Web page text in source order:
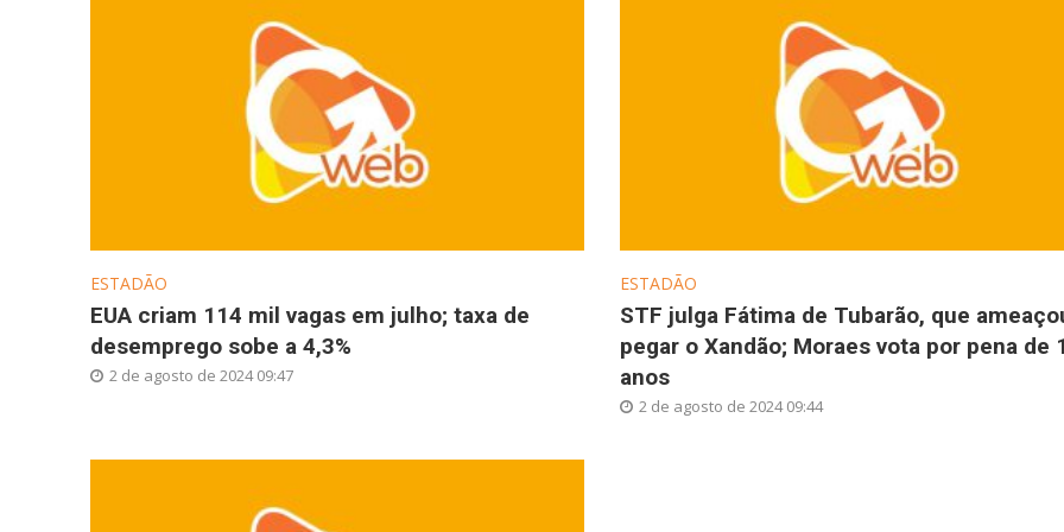
ESTADÃO
EUA criam 114 mil vagas em julho; taxa de
desemprego sobe a 4,3%
2 de agosto de 2024 09:47
ESTADÃO
STF julga Fátima de Tubarão, que
pegar o Xandão; Moraes vota por pena de
anos
2 de agosto de 2024 09:44